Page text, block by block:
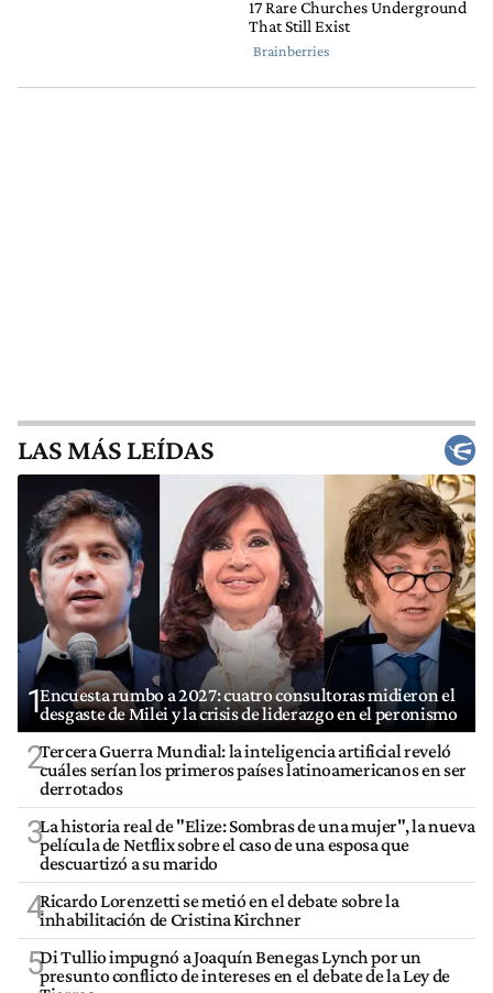
LAS MÁS LEÍDAS
1Encuesta rumbo a 2027: cuatro consultoras midieron el
desgaste de Milei y la crisis de liderazgo en el peronismo
2Tercera Guerra Mundial: la inteligencia artificial reveló
cuáles serían los primeros países latinoamericanos en ser
derrotados
3La historia real de "Elize: Sombras de una mujer", la nueva
película de Netflix sobre el caso de una esposa que
descuartizó a su marido
4Ricardo Lorenzetti se metió en el debate sobre la
inhabilitación de Cristina Kirchner
5Di Tullio impugnó a Joaquín Benegas Lynch por un
presunto conflicto de intereses en el debate de la Ley de